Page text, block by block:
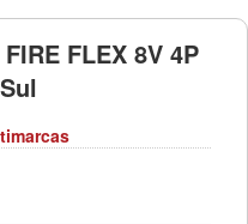
FLEX 8V 4P